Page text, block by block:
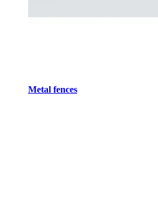
Metal fences